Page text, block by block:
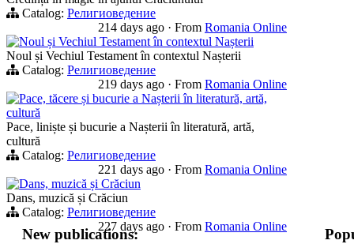
Catalog: Религиоведение
214 days ago · From Romania Online
Noul și Vechiul Testament în contextul Nașterii
Noul și Vechiul Testament în contextul Nașterii
Catalog: Религиоведение
219 days ago · From Romania Online
Pace, tăcere și bucurie a Nașterii în literatură, artă,
cultură
Pace, liniște și bucurie a Nașterii în literatură, artă,
cultură
Catalog: Религиоведение
221 days ago · From Romania Online
Dans, muzică și Crăciun
Dans, muzică și Crăciun
Catalog: Религиоведение
227 days ago · From Romania Online
New publications: